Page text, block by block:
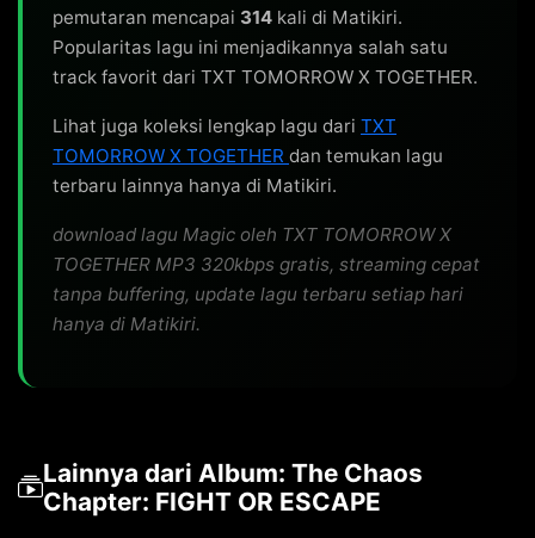
pemutaran mencapai 314 kali di Matikiri.
Popularitas lagu ini menjadikannya salah satu
track favorit dari TXT TOMORROW X TOGETHER.
Lihat juga koleksi lengkap lagu dari TXT
TOMORROW X TOGETHER dan temukan lagu
terbaru lainnya hanya di Matikiri.
download lagu Magic oleh TXT TOMORROW X
TOGETHER MP3 320kbps gratis, streaming cepat
tanpa buffering, update lagu terbaru setiap hari
hanya di Matikiri.
Lainnya dari Album: The Chaos
Chapter: FIGHT OR ESCAPE